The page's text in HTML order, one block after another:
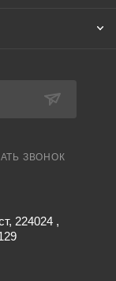
ЗВОНОК
224024 ,